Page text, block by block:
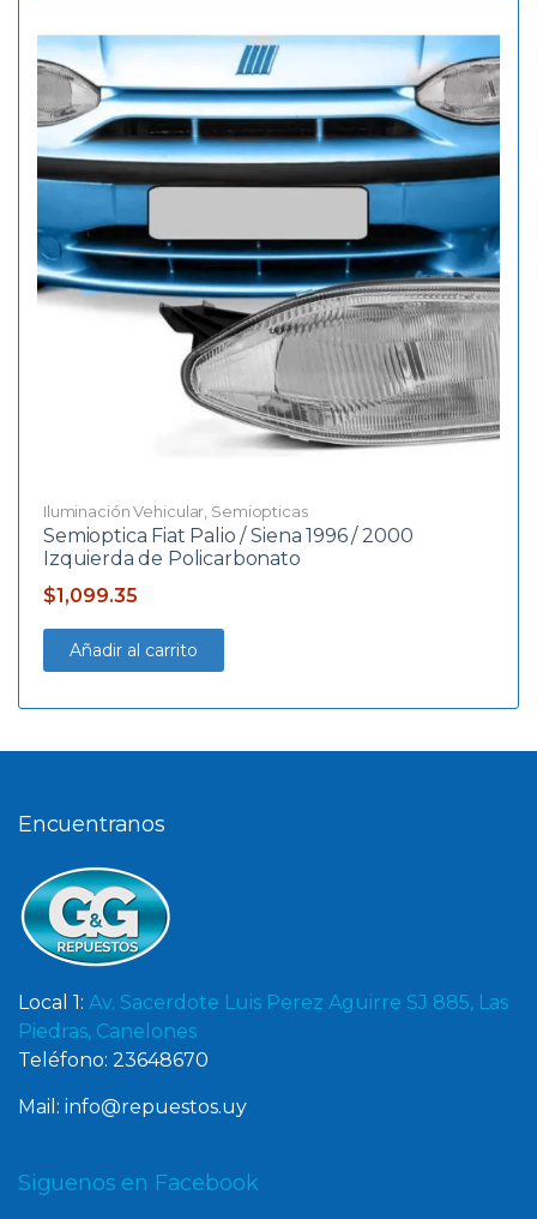
Iluminación Vehicular Semiopticas
Semioptica Fiat Palio / Siena 1996 / 2000
Izquierda de Policarbonato
$1,099.35
Añadir al carrito
Encuentranos
Local 1: Av. Sacerdote Luis Perez Aguirre SJ 885, Las
Piedras, Canelones
Teléfono: 23648670
Mail: info@repuestos.uy
Siguenos en Facebook